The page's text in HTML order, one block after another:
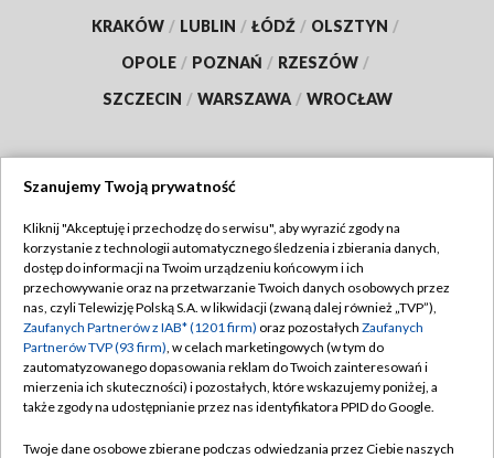
KRAKÓW / LUBLIN / ŁÓDŹ / OLSZTYN /
OPOLE / POZNAŃ / RZESZÓW /
SZCZECIN / WARSZAWA / WROCŁAW
TVP
Abonament TVP
Emisja w TVP
Centrum informacji TVP
Naziemna Telewizja Cyfrowa
Regulamin TVP
Polityka prywatności
Moje zgody
Pomoc
Szanujemy Twoją prywatność
Kliknij "Akceptuję i przechodzę do serwisu", aby wyrazić zgody na
korzystanie z technologii automatycznego śledzenia i zbierania danych,
dostęp do informacji na Twoim urządzeniu końcowym i ich
przechowywanie oraz na przetwarzanie Twoich danych osobowych przez
nas, czyli Telewizję Polską S.A. w likwidacji (zwaną dalej również „TVP”),
Zaufanych Partnerów z IAB* (1201 firm) oraz pozostałych Zaufanych
Partnerów TVP (93 firm), w celach marketingowych (w tym do
zautomatyzowanego dopasowania reklam do Twoich zainteresowań i
mierzenia ich skuteczności) i pozostałych, które wskazujemy poniżej, a
także zgody na udostępnianie przez nas identyfikatora PPID do Google.
Twoje dane osobowe zbierane podczas odwiedzania przez Ciebie naszych